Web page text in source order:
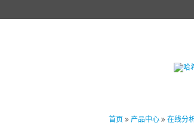
首页 产品中心 在线分